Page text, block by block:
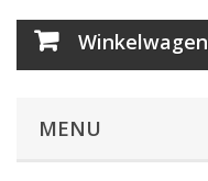
Winkelwagen
MENU